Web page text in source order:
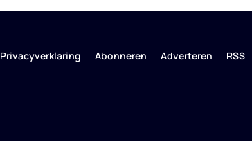
Privacyverklaring Abonneren Adverteren RSS